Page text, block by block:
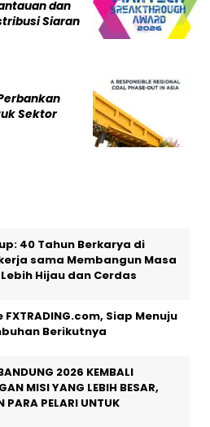
dan
Siaran
Sektor
40 Tahun Berkarya di
sama Membangun Masa
Hijau dan Cerdas
Siap Menuju
Berikutnya
2026 KEMBALI
MISI YANG LEBIH BESAR,
PARA PELARI UNTUK